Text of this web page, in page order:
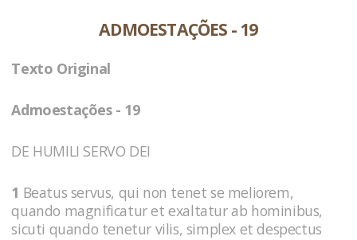
ADMOESTAÇÕES - 19
Texto Original
Admoestações - 19
DE HUMILI SERVO DEI
1 Beatus servus, qui non tenet se meliorem,
quando magnificatur et exaltatur ab hominibus,
sicuti quando tenetur vilis, simplex et despectus